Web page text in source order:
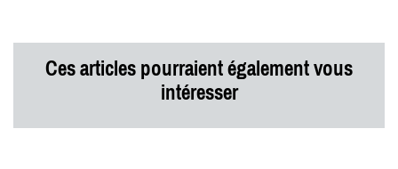
Ces articles pourraient également vous
intéresser